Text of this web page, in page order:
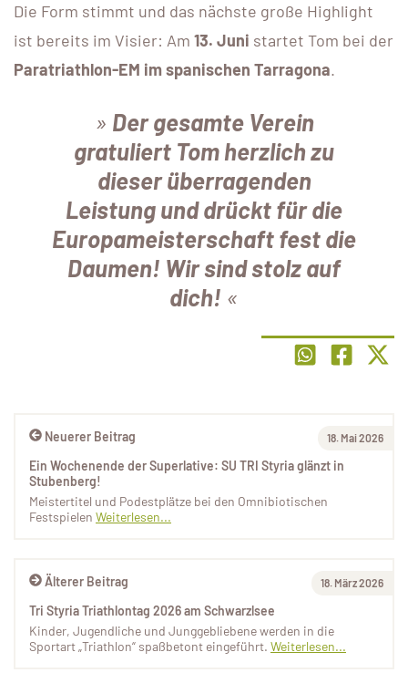
Die Form stimmt und das nächste große Highlight
ist bereits im Visier: Am 13. Juni startet Tom bei der
Paratriathlon-EM im spanischen Tarragona.
Der gesamte Verein
gratuliert Tom herzlich zu
dieser überragenden
Leistung und drückt für die
Europameisterschaft fest die
Daumen! Wir sind stolz auf
dich!
Älterer Beitrag 18. März 2026
Tri Styria Triathlontag 2026 am Schwarzlsee
Kinder, Jugendliche und Junggebliebene werden in die
Sportart „Triathlon“ spaßbetont eingeführt. Weiterlesen...
Neuerer Beitrag 18. Mai 2026
Ein Wochenende der Superlative: SU TRI Styria glänzt in
Stubenberg!
Meistertitel und Podestplätze bei den Omnibiotischen
Festspielen Weiterlesen...